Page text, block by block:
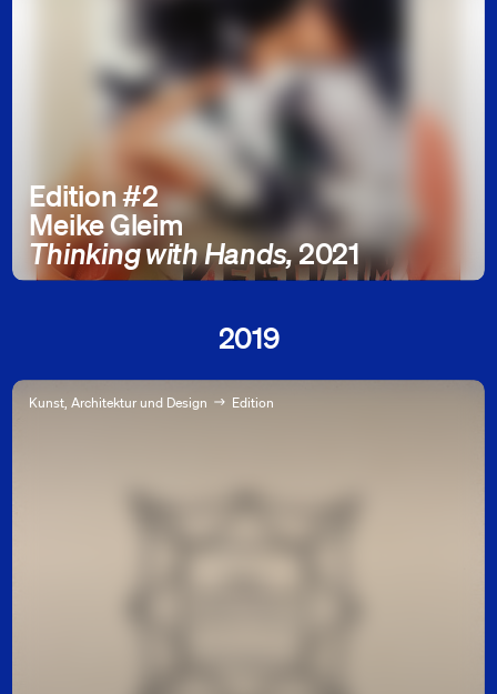
Edition #2
Meike Gleim
Thinking with Hands,2021
2019
Kunst, Architektur und Design Edition